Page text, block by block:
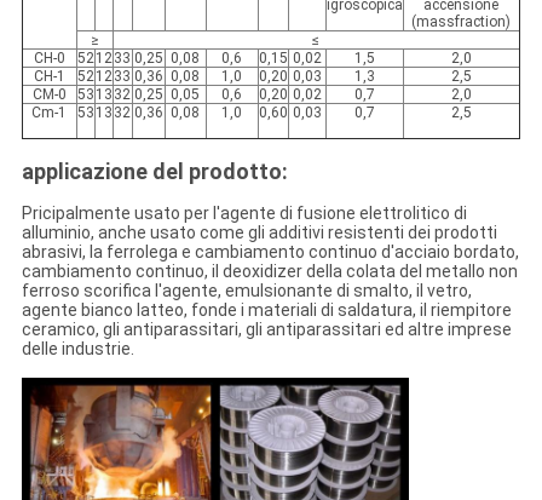
igroscopica
accensione
(massfraction)
≥
≤
CH-0
521233 0,25 0,08 0,6 0,15 0,02 1,5
2,0
CH-1
521233 0,36 0,08 1,0 0,20 0,03 1,3
2,5
CM-0
53 13 32 0,25 0,05 0,6 0,20 0,02 0,7
2,0
Cm-1
53 13 32 0,36 0,08 1,0 0,60 0,03 0,7 2,5
applicazione del prodotto:
Pricipalmente usato per l'agente di fusione elettrolitico di
alluminio, anche usato come gli additivi resistenti dei prodotti
abrasivi, la ferrolega e cambiamento continuo d'acciaio bordato,
cambiamento continuo, il deoxidizer della colata del metallo non
ferroso scorifica l'agente, emulsionante di smalto, il vetro,
agente bianco latteo, fonde i materiali di saldatura, il riempitore
ceramico, gli antiparassitari, gli antiparassitari ed altre imprese
delle industrie.